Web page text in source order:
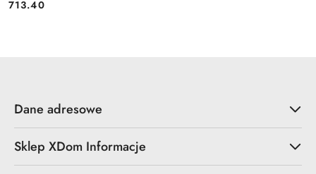
Cena:
713.40
Dane adresowe
Sklep XDom Informacje